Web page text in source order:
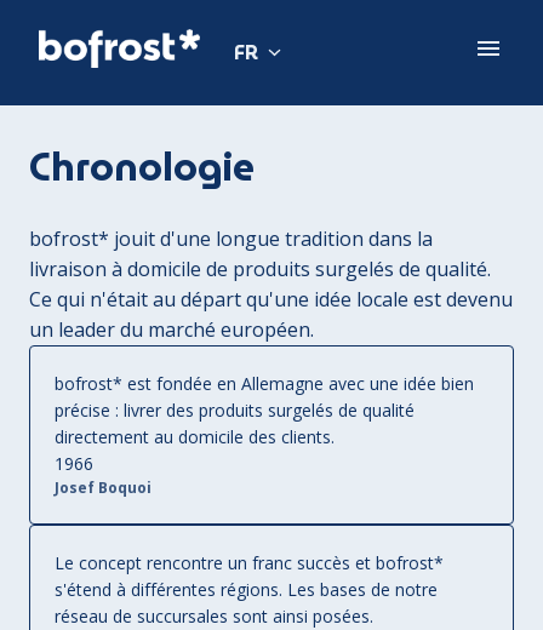
Page d'accueil FR
Chronologie
bofrost* jouit d'une longue tradition dans la
livraison à domicile de produits surgelés de qualité.
Ce qui n'était au départ qu'une idée locale est devenu
un leader du marché européen.
bofrost* est fondée en Allemagne avec une idée bien
précise : livrer des produits surgelés de qualité
directement au domicile des clients.
1966
Josef Boquoi
Le concept rencontre un franc succès et bofrost*
s'étend à différentes régions. Les bases de notre
réseau de succursales sont ainsi posées.